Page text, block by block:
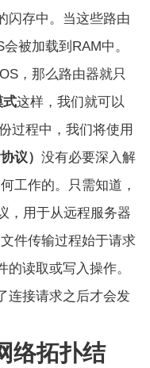
闪存中。当这些路由
被加载到RAM中。
，那么路由器就只
式这样，我们就可以
过程中，我们将使用
议）没有必要深入解
工作的。只需知道，
，用于从远程服务器
件传输过程始于请求
读取或写入操作。
连接请求之后才会发
络拓扑结